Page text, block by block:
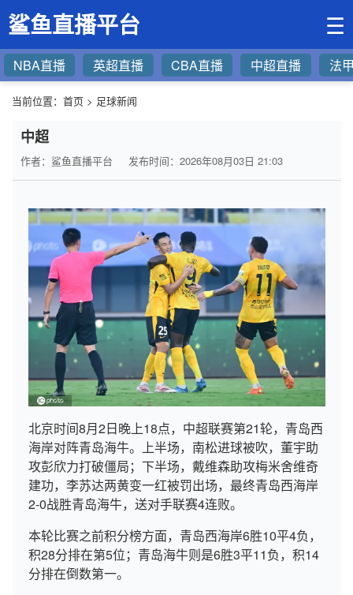
鲨鱼直播平台 ☰
NBA直播 英超直播 CBA直播 中超直播 法
当前位置： 首页 > 足球新闻
中超
作者：鲨鱼直播平台 发布时间：2026年08月03日 21:03
北京时间8月2日晚上18点，中超联赛第21轮，青岛西
海岸对阵青岛海牛。上半场，南松进球被吹，董宇助
攻彭欣力打破僵局；下半场，戴维森助攻梅米舍维奇
建功，李苏达两黄变一红被罚出场，最终青岛西海岸
2-0战胜青岛海牛，送对手联赛4连败。
本轮比赛之前积分榜方面，青岛西海岸6胜10平4负，
积28分排在第5位；青岛海牛则是6胜3平11负，积14
分排在倒数第一。